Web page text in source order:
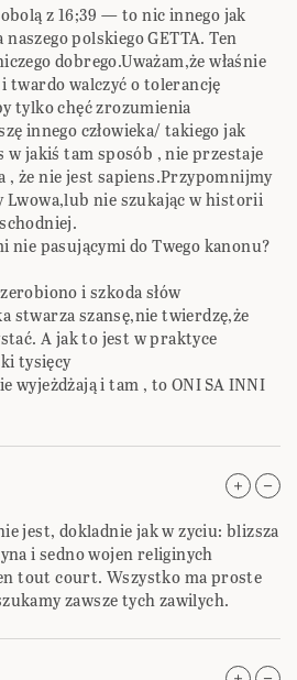
z 16;39 — to nic innego jak
polskiego GETTA. Ten
dobrego.Uważam,że właśnie
twardo walczyć o tolerancję
tylko chęć zrozumienia
innego człowieka/ takiego jak
w jakiś tam sposób , nie przestaje
, że nie jest sapiens.Przypomnijmy
Lwowa,lub nie szukając w historii
nie pasującymi do Twego kanonu?
i szkoda słów
stwarza szansę,nie twierdzę,że
A jak to jest w praktyce
tysięcy
wyjeżdżają i tam , to ONI SA INNI
jest, dokladnie jak w zyciu: blizsza
i sedno wojen religinych
tout court. Wszystko ma proste
zawsze tych zawilych.